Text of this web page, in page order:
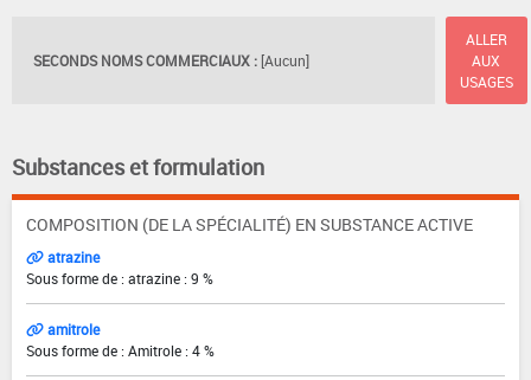
SECONDS NOMS COMMERCIAUX : [Aucun]
ALLER
AUX
USAGES
Substances et formulation
COMPOSITION (DE LA SPÉCIALITÉ) EN SUBSTANCE ACTIVE
atrazine
Sous forme de : atrazine : 9 %
amitrole
Sous forme de : Amitrole : 4 %